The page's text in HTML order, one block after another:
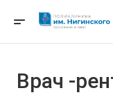
Врач -